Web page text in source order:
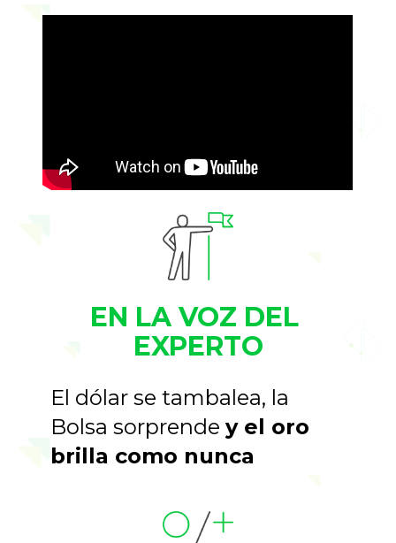
EN LA VOZ DEL
EXPERTO
El dólar se tambalea, la
Bolsa sorprende y el oro
brilla como nunca